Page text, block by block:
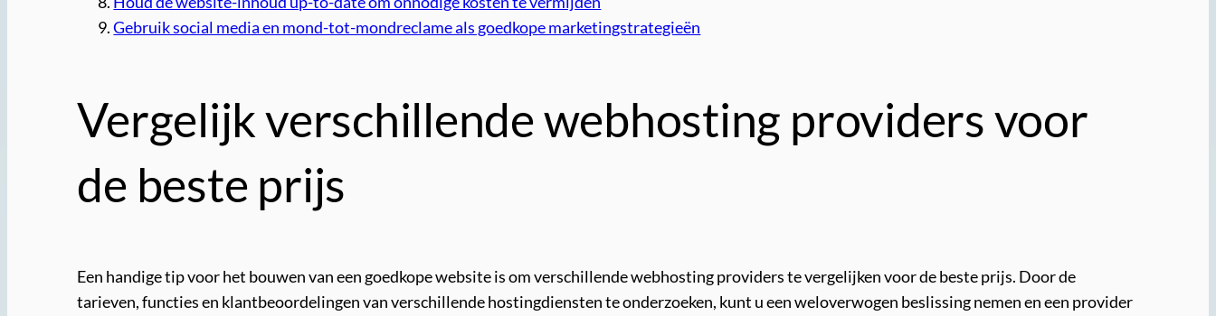
Gebruik social media en mond-tot-mondreclame als goedkope marketingstrategieën
Vergelijk verschillende webhosting providers voor
de beste prijs
Een handige tip voor het bouwen van een goedkope website is om verschillende webhosting providers te vergelijken voor de beste prijs. Door de
tarieven, functies en klantbeoordelingen van verschillende hostingdiensten te onderzoeken, kunt u een weloverwogen beslissing nemen en een provider